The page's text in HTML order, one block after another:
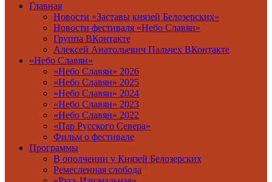
Главная
Новости «Заставы князей Белозерских»
Новости фестиваля «Небо Славян»
Группа ВКонтакте
Алексей Анатольевич Пальчех ВКонтакте
«Небо Славян»
«Небо Славян» 2026
«Небо Славян» 2025
«Небо Славян» 2024
«Небо Славян» 2023
«Небо Славян» 2022
«Пар Русского Севера»
Фильм о фестивале
Программы
В ополчении у Князей Белозерских
Ремесленная слобода